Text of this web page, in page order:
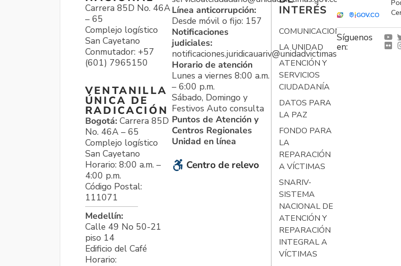
Carrera 85D No. 46A
– 65
Complejo logístico
San Cayetano
Conmutador: +57
(601) 7965150
VENTANILLA
ÚNICA DE
RADICACIÓN
Bogotá: Carrera 85D
No. 46A – 65
Complejo logístico
San Cayetano
Horario: 8:00 a.m. –
4:00 p.m.
Código Postal:
111071
Medellín:
Calle 49 No 50-21
piso 14
Edificio del Café
Horario:
Línea anticorrupción:
Desde móvil o fijo: 157
Notificaciones
judiciales:
notificaciones.juridicauariv@unidadvictimas.gov.co
Horario de atención
Lunes a viernes 8:00 a.m.
– 6:00 p.m.
Sábado, Domingo y
Festivos Auto consulta
Puntos de Atención y
Centros Regionales
Unidad en línea
Centro de relevo
INTERÉS
COMUNICACIONES
LA UNIDAD
ATENCIÓN Y
SERVICIOS
CIUDADANÍA
DATOS PARA
LA PAZ
FONDO PARA
LA
REPARACIÓN
A VÍCTIMAS
SNARIV-
SISTEMA
NACIONAL DE
ATENCIÓN Y
REPARACIÓN
INTEGRAL A
VÍCTIMAS
Síguenos
en: